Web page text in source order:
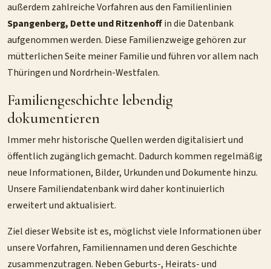
außerdem zahlreiche Vorfahren aus den Familienlinien
Spangenberg, Dette und Ritzenhoffin die Datenbank
aufgenommen werden. Diese Familienzweige gehören zur
mütterlichen Seite meiner Familie und führen vor allem nach
Thüringen und Nordrhein-Westfalen.
Familiengeschichte lebendig
dokumentieren
Immer mehr historische Quellen werden digitalisiert und
öffentlich zugänglich gemacht. Dadurch kommen regelmäßig
neue Informationen, Bilder, Urkunden und Dokumente hinzu.
Unsere Familiendatenbank wird daher kontinuierlich
erweitert und aktualisiert.
Ziel dieser Website ist es, möglichst viele Informationen über
unsere Vorfahren, Familiennamen und deren Geschichte
zusammenzutragen. Neben Geburts-, Heirats- und